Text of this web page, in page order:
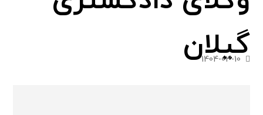
گیلان
1404-03-10